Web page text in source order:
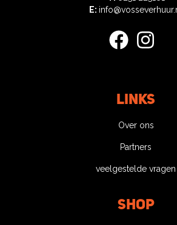
E:
Links
Over ons
Partners
veelgestelde vragen
Shop